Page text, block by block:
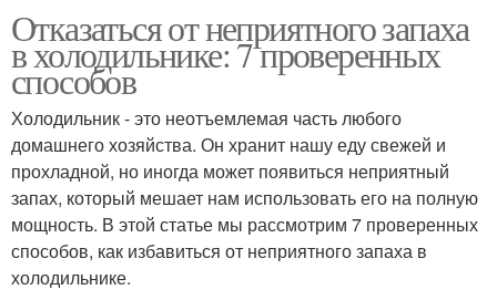
Отказаться от неприятного запаха
в холодильнике: 7 проверенных
способов
Холодильник - это неотъемлемая часть любого
домашнего хозяйства. Он хранит нашу еду свежей и
прохладной, но иногда может появиться неприятный
запах, который мешает нам использовать его на полную
мощность. В этой статье мы рассмотрим 7 проверенных
способов, как избавиться от неприятного запаха в
холодильнике.